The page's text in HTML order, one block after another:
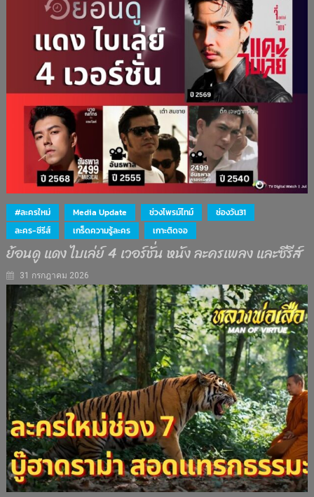
#ละครใหม่ Media Update ช่วงไพรม์ไทม์
ช่องวัน31
ละคร-ซีรีส์
เกร็ดความรู้ละคร เกาะติดจอ
ย้อนดู แดง ไบเล่ย์ 4 เวอร์ชั่น หนัง ละครเพลง และซีรีส์
31 กรกฎาคม 2026